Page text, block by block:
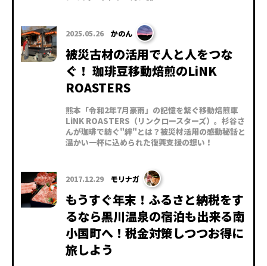
2025.05.26 かのん
被災古材の活用で人と人をつな
ぐ！ 珈琲豆移動焙煎のLiNK
ROASTERS
熊本「令和2年7月豪雨」の記憶を繋ぐ移動焙煎車
LiNK ROASTERS（リンクロースターズ）。杉谷さ
んが珈琲で紡ぐ"絆"とは？被災材活用の感動秘話と
温かい一杯に込められた復興支援の想い！
2017.12.29 モリナガ
もうすぐ年末！ふるさと納税をす
るなら黒川温泉の宿泊も出来る南
小国町へ！税金対策しつつお得に
旅しよう